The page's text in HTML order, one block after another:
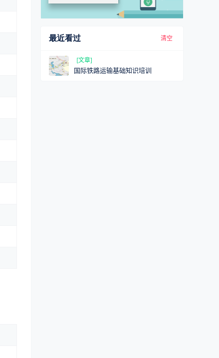
最近看过 清空
[文章]
国际铁路运输基础知识培训